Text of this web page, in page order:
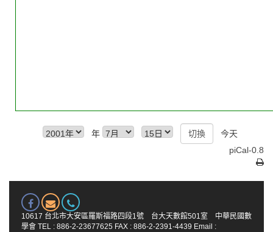
年
今天
piCal-0.8
10617 台北市大安區羅斯福路四段1號 台大天數館501室 中華民國數
學會 TEL : 886-2-23677625 FAX : 886-2-2391-4439 Email :